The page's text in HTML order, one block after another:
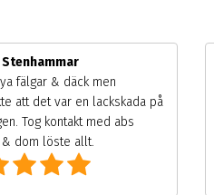
Stenhammar
fälgar & däck men
att det var en lackskada på
Tog kontakt med abs
dom löste allt.